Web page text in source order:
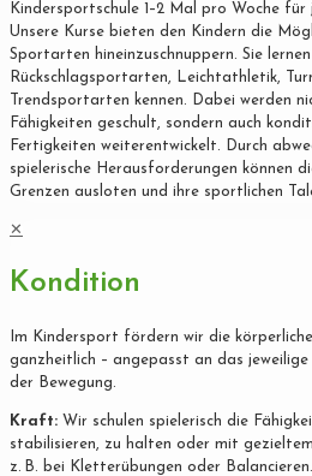
Kindersportschule 1–2 Mal pro Woche
Unsere Kurse bieten den Kindern die
Sportarten hineinzuschnuppern. Sie
Rückschlagsportarten, Leichtathletik,
Trendsportarten kennen. Dabei werden
Fähigkeiten geschult, sondern auch
Fertigkeiten weiterentwickelt. Durch
spielerische Herausforderungen können
Grenzen ausloten und ihre sportlichen
✕
Kondition
Im Kindersport fördern wir die
ganzheitlich – angepasst an das
der Bewegung.
Kraft: Wir schulen spielerisch die
stabilisieren, zu halten oder mit
z. B. bei Kletterübungen oder